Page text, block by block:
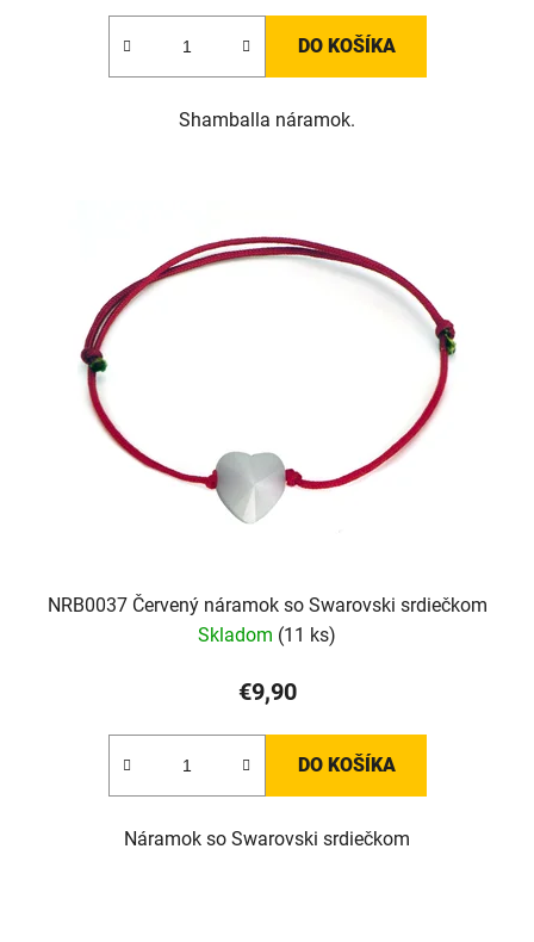
DO KOŠÍKA
Shamballa náramok.
NRB0037 Červený náramok so Swarovski srdiečkom
Skladom (11 ks)
€9,90
DO KOŠÍKA
Náramok so Swarovski srdiečkom